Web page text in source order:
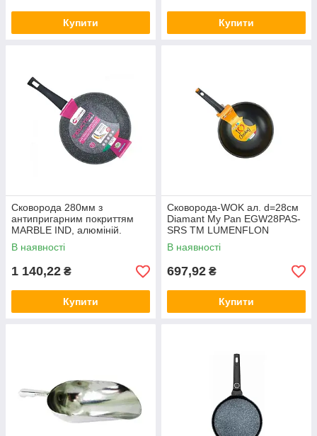
Купити Купити
Сковорода 280мм з
антипригарним покриттям
MARBLE IND, алюміній.
AMA28F ТМ EURO GOLD
В наявності
1 140,22 ₴
Купити
Сковорода-WOK ал. d=28см
Diamant My Pan EGW28PAS-
SRS ТМ LUMENFLON
В наявності
697,92 ₴
Купити